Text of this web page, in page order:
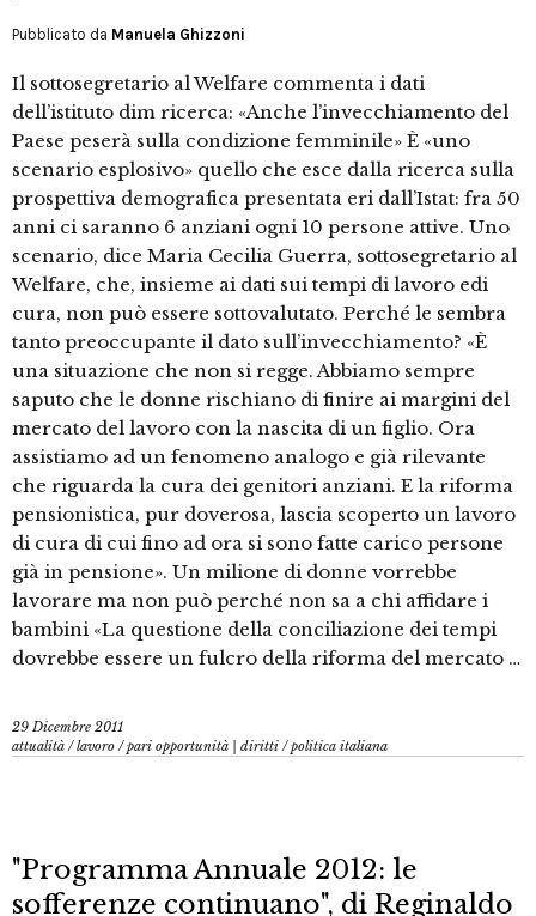
Pubblicato da Manuela Ghizzoni
Il sottosegretario al Welfare commenta i dati
dell’istituto dim ricerca: «Anche l’invecchiamento del
Paese peserà sulla condizione femminile» È «uno
scenario esplosivo» quello che esce dalla ricerca sulla
prospettiva demografica presentata eri dall’Istat: fra 50
anni ci saranno 6 anziani ogni 10 persone attive. Uno
scenario, dice Maria Cecilia Guerra, sottosegretario al
Welfare, che, insieme ai dati sui tempi di lavoro edi
cura, non può essere sottovalutato. Perché le sembra
tanto preoccupante il dato sull’invecchiamento? «È
una situazione che non si regge. Abbiamo sempre
saputo che le donne rischiano di finire ai margini del
mercato del lavoro con la nascita di un figlio. Ora
assistiamo ad un fenomeno analogo e già rilevante
che riguarda la cura dei genitori anziani. E la riforma
pensionistica, pur doverosa, lascia scoperto un lavoro
di cura di cui fino ad ora si sono fatte carico persone
già in pensione». Un milione di donne vorrebbe
lavorare ma non può perché non sa a chi affidare i
bambini «La questione della conciliazione dei tempi
dovrebbe essere un fulcro della riforma del mercato …
29 Dicembre 2011
attualità /lavoro /pari opportunità | diritti /politica italiana
"Programma Annuale 2012: le
sofferenze continuano", di Reginaldo